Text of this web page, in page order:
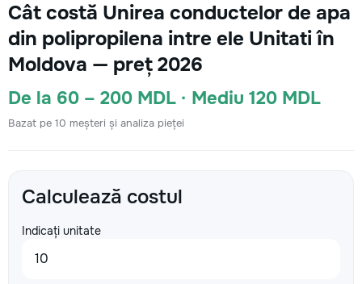
Cât costă Unirea conductelor de apa
din polipropilena intre ele Unitati în
Moldova — preț 2026
De la 60 – 200 MDL · Mediu 120 MDL
Bazat pe 10 meșteri și analiza pieței
Calculează costul
Indicați unitate